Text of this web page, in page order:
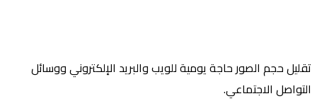
تقليل حجم الصور حاجة يومية للويب والبريد الإلكتروني ووسائل
التواصل الاجتماعي.